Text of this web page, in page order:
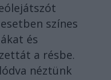
színes
és
a résbe.
néztünk